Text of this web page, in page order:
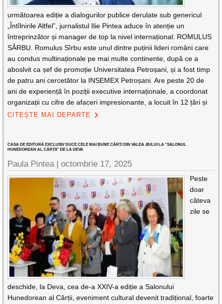
următoarea ediție a dialogurilor publice derulate sub genericul
„Întîlnirile Altfel”, jurnalistul Ilie Pintea aduce în atenție un
întreprinzător și manager de top la nivel internațional: ROMULUS
SÂRBU. Romulus Sîrbu este unul dintre puținii lideri români care
au condus multinaționale pe mai multe continente, după ce a
aboslvit ca șef de promoție Universitatea Petroșani, și a fost timp
de patru ani cercetător la INSEMEX Petroșani. Are peste 20 de
ani de experiență în poziții executive internaționale, a coordonat
organizații cu cifre de afaceri impresionante, a locuit în 12 țări și
CITEȘTE MAI DEPARTE
CASA DE EDITURĂ EXCLUSIV DUCE CELE MAI BUNE CĂRȚI DIN VALEA JIULUI LA ”SALONUL
HUNEDOREAN AL CĂRȚII” DE LA DEVA
Paula Pintea |octombrie 17, 2025
Peste
doar
câteva
zile se
deschide, la Deva, cea de-a XXIV-a ediție a Salonului
Hunedorean al Cărții, eveniment cultural devenit tradițional, foarte